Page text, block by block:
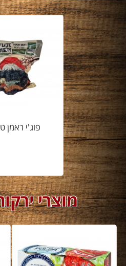
פוג'י ראמן
מוצרי